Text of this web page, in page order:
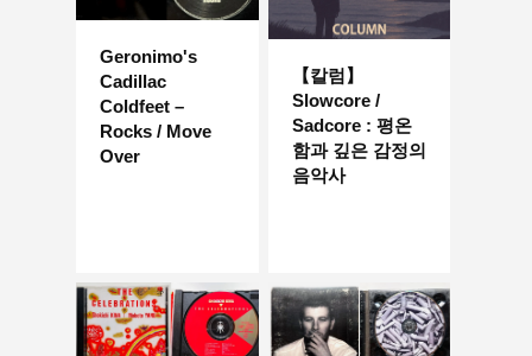
Geronimo's
Cadillac
Coldfeet –
Rocks / Move
Over
【칼럼】
Slowcore /
Sadcore : 평온
함과 깊은 감정의
음악사